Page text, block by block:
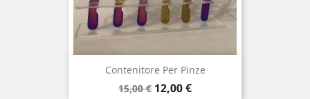
Contenitore Per Pinze
Prezzo
15,00 € Prezzo
12,00 €